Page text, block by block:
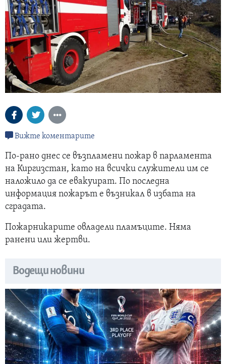
Вижте коментарите
По-рано днес се възпламени пожар в парламента
на Киргизстан, като на всички служители им се
наложило да се евакуират. По последна
информация пожарът е възникал в избата на
сградата.
Пожарникарите овладели пламъците. Няма
ранени или жертви.
Водещи новини